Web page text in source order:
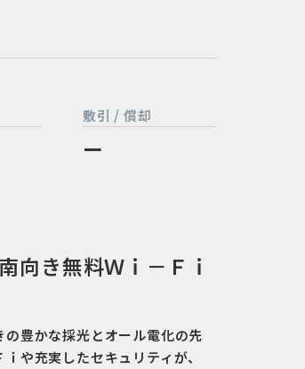
敷引 / 償却
ー
向き無料Ｗｉ－Ｆｉ
豊かな採光とオール電化の先
や充実したセキュリティが、